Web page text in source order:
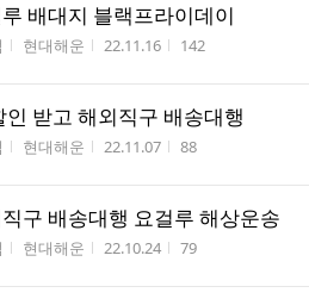
배대지 블랙프라이데이
작성자
현대해운 작성시간
22.11.16 조회수
142
받고 해외직구 배송대행
작성자
현대해운 작성시간
22.11.07 조회수
88
구 배송대행 요걸루 해상운송
작성자
현대해운 작성시간
22.10.24 조회수
79